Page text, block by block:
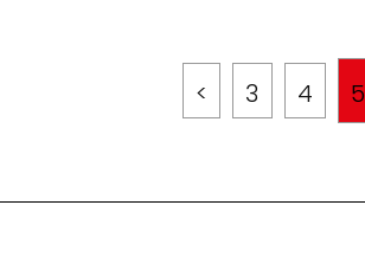
< 3 4 5